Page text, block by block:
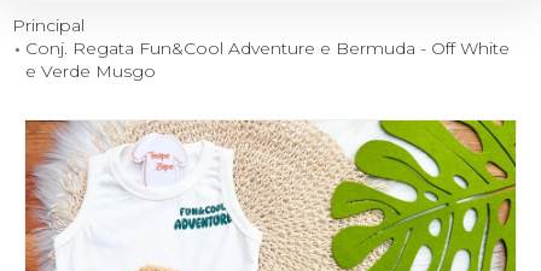
Principal
Conj. Regata Fun&Cool Adventure e Bermuda - Off White
e Verde Musgo